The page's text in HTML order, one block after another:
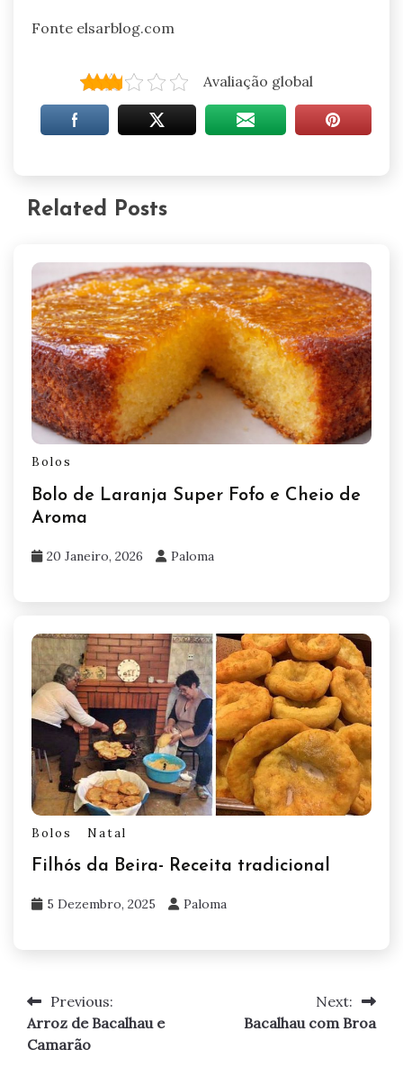
Fonte elsarblog.com
Avaliação global
Related Posts
Bolos
Bolo de Laranja Super Fofo e Cheio de
Aroma
20 Janeiro, 2026 Paloma
Bolos Natal
Filhós da Beira- Receita tradicional
5 Dezembro, 2025 Paloma
Navegação
de
Previous:
Arroz de Bacalhau e
Camarão
Next:
Bacalhau com Broa